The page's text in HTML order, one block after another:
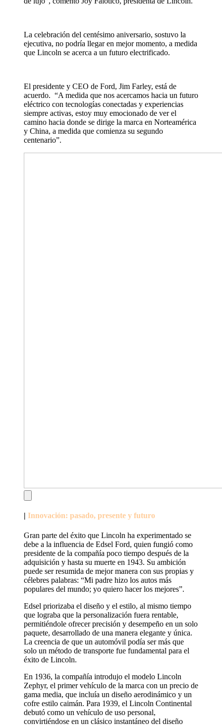
La celebración del centésimo aniversario, sostuvo la
ejecutiva, no podría llegar en mejor momento, a medida
que Lincoln se acerca a un futuro electrificado.
El presidente y CEO de Ford, Jim Farley, está de
acuerdo. “A medida que nos acercamos hacia un futuro
eléctrico con tecnologías conectadas y experiencias
siempre activas, estoy muy emocionado de ver el
camino hacia donde se dirige la marca en Norteamérica
y China, a medida que comienza su segundo
centenario”.
| Innovación: pasado, presente y futuro
Gran parte del éxito que Lincoln ha experimentado se
debe a la influencia de Edsel Ford, quien fungió como
presidente de la compañía poco tiempo después de la
adquisición y hasta su muerte en 1943. Su ambición
puede ser resumida de mejor manera con sus propias y
célebres palabras: “Mi padre hizo los autos más
populares del mundo; yo quiero hacer los mejores”.
Edsel priorizaba el diseño y el estilo, al mismo tiempo
que lograba que la personalización fuera rentable,
permitiéndole ofrecer precisión y desempeño en un solo
paquete, desarrollado de una manera elegante y única.
La creencia de que un automóvil podía ser más que
solo un método de transporte fue fundamental para el
éxito de Lincoln.
En 1936, la compañía introdujo el modelo Lincoln
Zephyr, el primer vehículo de la marca con un precio de
gama media, que incluía un diseño aerodinámico y un
cofre estilo caimán. Para 1939, el Lincoln Continental
debutó como un vehículo de uso personal,
convirtiéndose en un clásico instantáneo del diseño